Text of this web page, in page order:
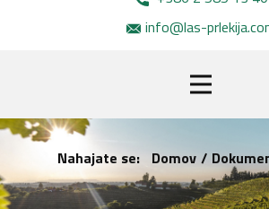
info@las-
Nahajate se: Domov /